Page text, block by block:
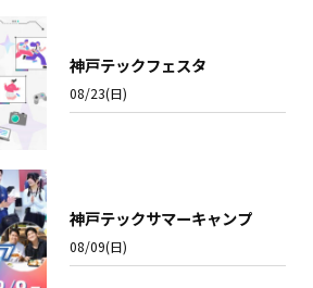
神戸テックフェスタ
08/23(日)
神戸テックサマーキャンプ
08/09(日)